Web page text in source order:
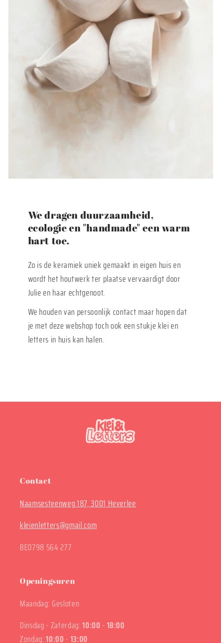
We dragen duurzaamheid,
ecologie en "handmade" een warm
hart toe.
Zo is de keramiek uniek gemaakt in eigen huis en
wordt het houtwerk ter plaatse vervaardigt door
Julie en haar echtgenoot.
We houden van persoonlijk contact maar hopen dat
je met deze webshop toch ook een stukje klei en
letters in huis kan halen.
Contact
Naamsesteenweg 187, 3001 Heverlee
kleienletters@gmail.com
BE0798 564 277
Openingsuren
Maandag: Gesloten
Dinsdag - Zaterdag:10:00 - 18:00
Zondag:10:00 - 13:00